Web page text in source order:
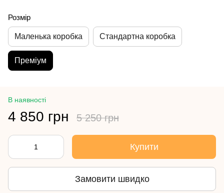
Розмір
Маленька коробка Стандартна коробка
Преміум
В наявності
4 850 грн 5 250 грн
Купити
Замовити швидко